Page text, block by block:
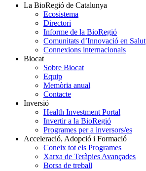
La BioRegió de Catalunya
Ecosistema
Directori
Informe de la BioRegió
Comunitats d’Innovació en Salut
Connexions internacionals
Biocat
Sobre Biocat
Equip
Memòria anual
Contacte
Inversió
Health Investment Portal
Invertir a la BioRegió
Programes per a inversors/es
Acceleració, Adopció i Formació
Coneix tot els Programes
Xarxa de Teràpies Avançades
Borsa de treball